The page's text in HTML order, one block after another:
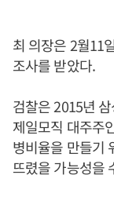
최 의장은 2월11
조사를 받았다.
검찰은 2015년
제일모직 대주주
병비율을 만들기
뜨렸을 가능성을